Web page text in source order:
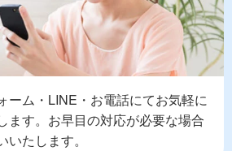
ーム・LINE・お電話にてお気軽に
ます。お早目の対応が必要な場合
たします。